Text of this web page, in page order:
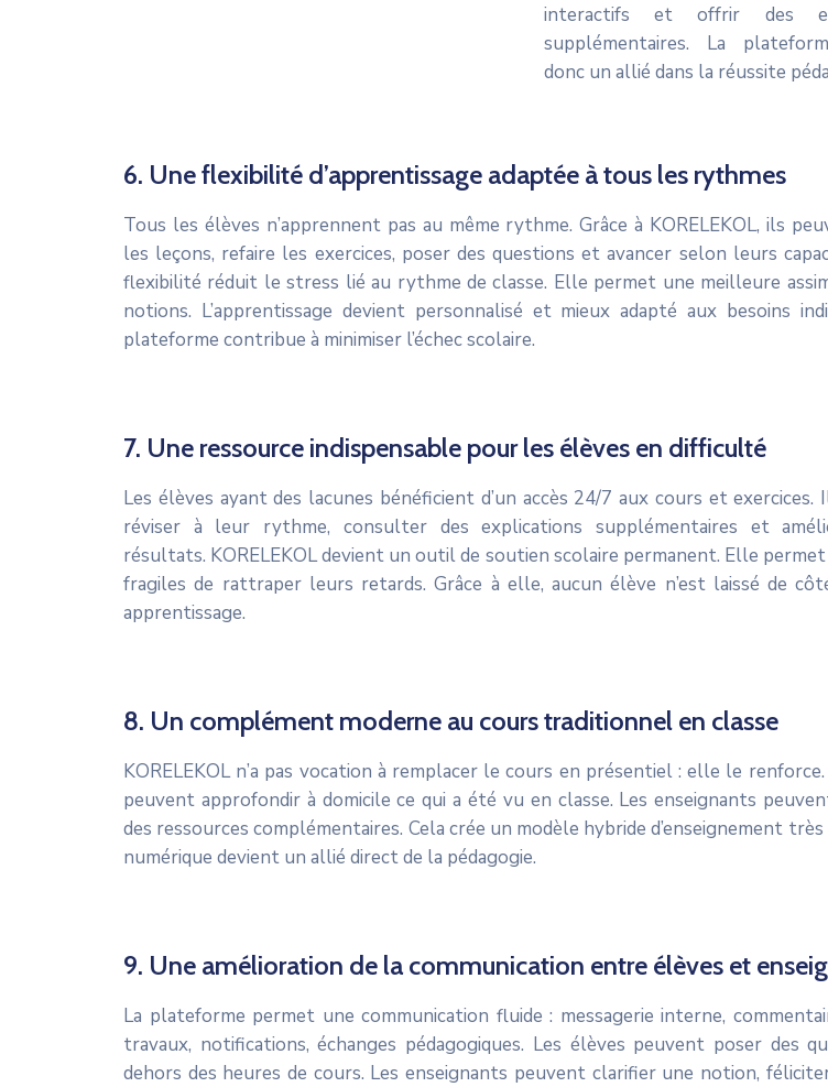
interactifs et offrir des
supplémentaires. La
donc un allié dans la réussite
6. Une flexibilité d’apprentissage adaptée à tous les rythmes
Tous les élèves n’apprennent pas au même rythme. Grâce à KORELEKOL, ils
les leçons, refaire les exercices, poser des questions et avancer selon leurs
flexibilité réduit le stress lié au rythme de classe. Elle permet une meilleure
notions. L’apprentissage devient personnalisé et mieux adapté aux besoins
plateforme contribue à minimiser l’échec scolaire.
7. Une ressource indispensable pour les élèves en difficulté
Les élèves ayant des lacunes bénéficient d’un accès 24/7 aux cours et exercices.
réviser à leur rythme, consulter des explications supplémentaires et
résultats. KORELEKOL devient un outil de soutien scolaire permanent. Elle
fragiles de rattraper leurs retards. Grâce à elle, aucun élève n’est laissé de
apprentissage.
8. Un complément moderne au cours traditionnel en classe
KORELEKOL n’a pas vocation à remplacer le cours en présentiel : elle le
peuvent approfondir à domicile ce qui a été vu en classe. Les enseignants
des ressources complémentaires. Cela crée un modèle hybride d’enseignement très
numérique devient un allié direct de la pédagogie.
9. Une amélioration de la communication entre élèves et
La plateforme permet une communication fluide : messagerie interne,
travaux, notifications, échanges pédagogiques. Les élèves peuvent poser des
dehors des heures de cours. Les enseignants peuvent clarifier une notion,